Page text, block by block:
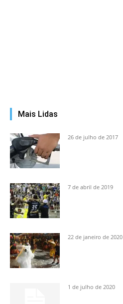
Mais Lidas
26 de julho de 2017
7 de abril de 2019
22 de janeiro de 2020
1 de julho de 2020